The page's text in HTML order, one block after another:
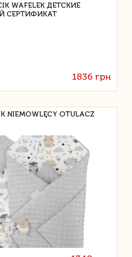
1836 грн
NIEMOWLĘCY OTULACZ